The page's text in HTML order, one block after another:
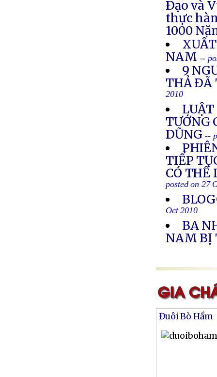
Ðạo và
thực
1000
NAM --
9
THẢ ÐÃ
2010
TƯỚNG
DŨNG --
TIẾP
CÓ THỂ
posted on 27
Oct 2010
BA
NAM BỊ
Đuôi Bò Hầm